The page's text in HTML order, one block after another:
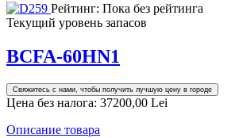
Рейтинг: Пока без рейтинга
Текущий уровень запасов
BCFA-60HN1
Свяжитесь с нами, чтобы получить лучшую цену в городе
Цена без налога: 37200,00 Lei
Описание товара